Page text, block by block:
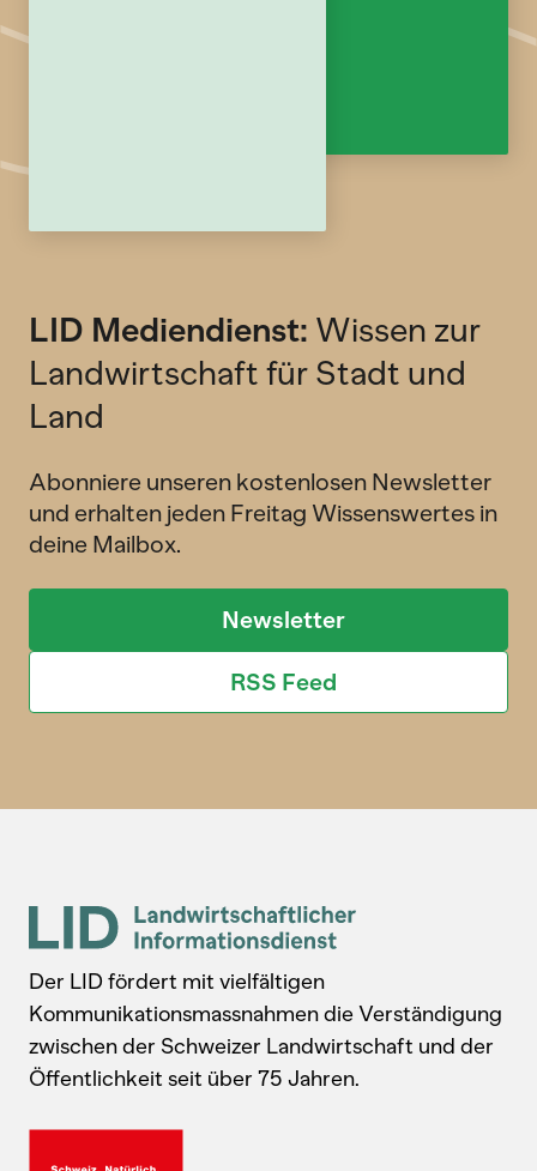
LID Mediendienst: Wissen zur
Landwirtschaft für Stadt und
Land
Abonniere unseren kostenlosen Newsletter
und erhalten jeden Freitag Wissenswertes in
deine Mailbox.
Newsletter
RSS Feed
Der LID fördert mit vielfältigen
Kommunikationsmassnahmen die Verständigung
zwischen der Schweizer Landwirtschaft und der
Öffentlichkeit seit über 75 Jahren.